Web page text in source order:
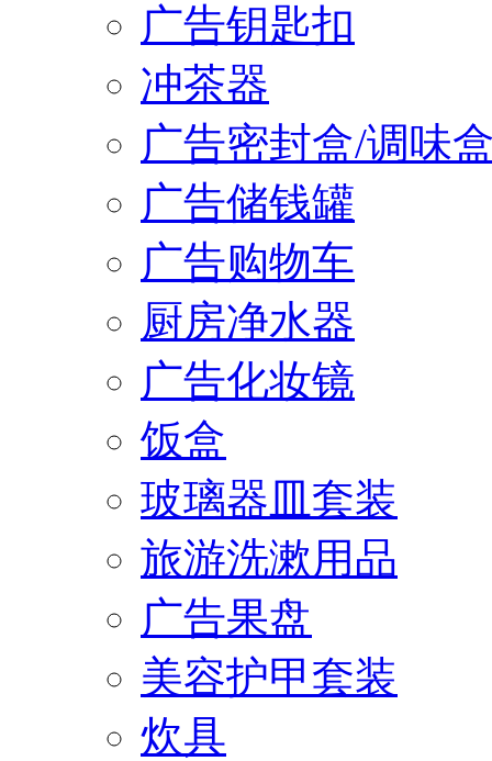
广告钥匙扣
冲茶器
广告密封盒/调味
广告储钱罐
广告购物车
厨房净水器
广告化妆镜
饭盒
玻璃器皿套装
旅游洗漱用品
广告果盘
美容护甲套装
炊具